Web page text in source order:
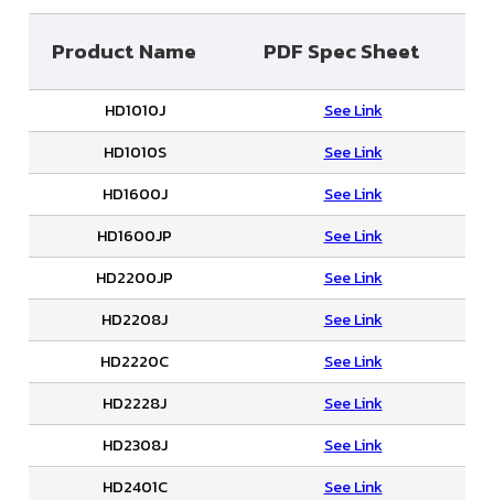
Product Name PDF Spec Sheet
HD1010J
See Link
HD1010S
See Link
HD1600J
See Link
HD1600JP
See Link
HD2200JP
See Link
HD2208J
See Link
HD2220C
See Link
HD2228J
See Link
HD2308J
See Link
HD2401C
See Link